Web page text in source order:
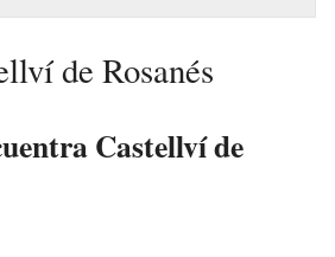
de Rosanés
Castellví de